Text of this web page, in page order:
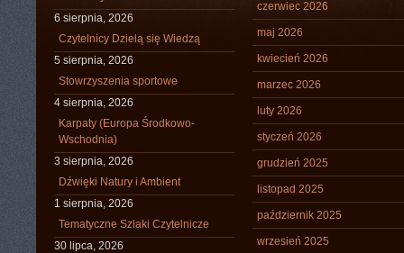
6 sierpnia, 2026
Czytelnicy Dzielą się Wiedzą
5 sierpnia, 2026
Stowrzyszenia sportowe
4 sierpnia, 2026
Karpaty (Europa Środkowo-
Wschodnia)
3 sierpnia, 2026
Dźwięki Natury i Ambient
1 sierpnia, 2026
Tematyczne Szlaki Czytelnicze
30 lipca, 2026
czerwiec 2026
maj 2026
kwiecień 2026
marzec 2026
luty 2026
styczeń 2026
grudzień 2025
listopad 2025
październik 2025
wrzesień 2025